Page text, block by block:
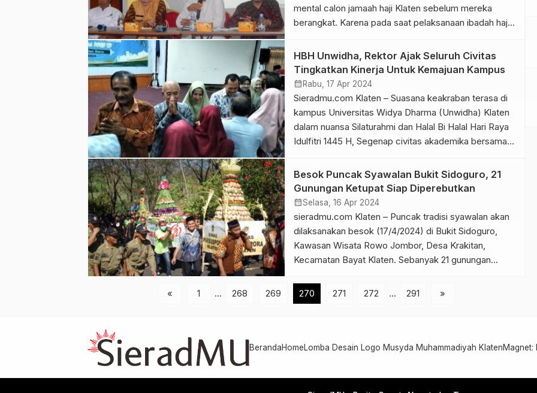
mental calon jamaah haji Klaten sebelum mereka
berangkat. Karena pada saat pelaksanaan ibadah haji
karena itu para calon jamaah haji mulai saat ini supaya
menjaga kesehatannya dengan baik. Hal itu
disampaikan Ketua Panitia Simulasi Manasik Haji, […]
HBH Unwidha, Rektor Ajak Seluruh Civitas
Tingkatkan Kinerja Untuk Kemajuan Kampus
calendar_month Rabu, 17 Apr 2024
Sieradmu.com Klaten – Suasana keakraban terasa di
kampus Universitas Widya Dharma (Unwidha) Klaten
dalam nuansa Silaturahmi dan Halal Bi Halal Hari Raya
Idulfitri 1445 H, Segenap civitas akademika bersama
FKPIP kampus setempat, Rabu (17/04/2024).
Kegiatan ini diawali dengan pembacaan ikrar halal bi
halal oleh Doktor Tukiyo Magister Pendidikan, yang
[…]
Besok Puncak Syawalan Bukit Sidoguro, 21
Gunungan Ketupat Siap Diperebutkan
calendar_monthSelasa, 16 Apr 2024
sieradmu.com Klaten – Puncak tradisi syawalan akan
dilaksanakan besok (17/4/2024) di Bukit Sidoguro,
Kawasan Wisata Rowo Jombor, Desa Krakitan,
Kecamatan Bayat Klaten. Sebanyak 21 gunungan
diperebutkan. “Kami juga menyiapkan 1000 ketupat
siap saji bagi para pengunjung yang datang di acara
« 1 … 268 269 270 271 272 … 291 »
BerandaHomeLomba Desain Logo Musyda Muhammadiyah KlatenMagnet: